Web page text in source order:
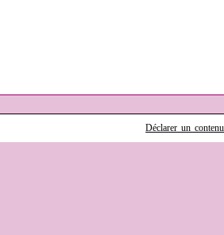
Déclarer un